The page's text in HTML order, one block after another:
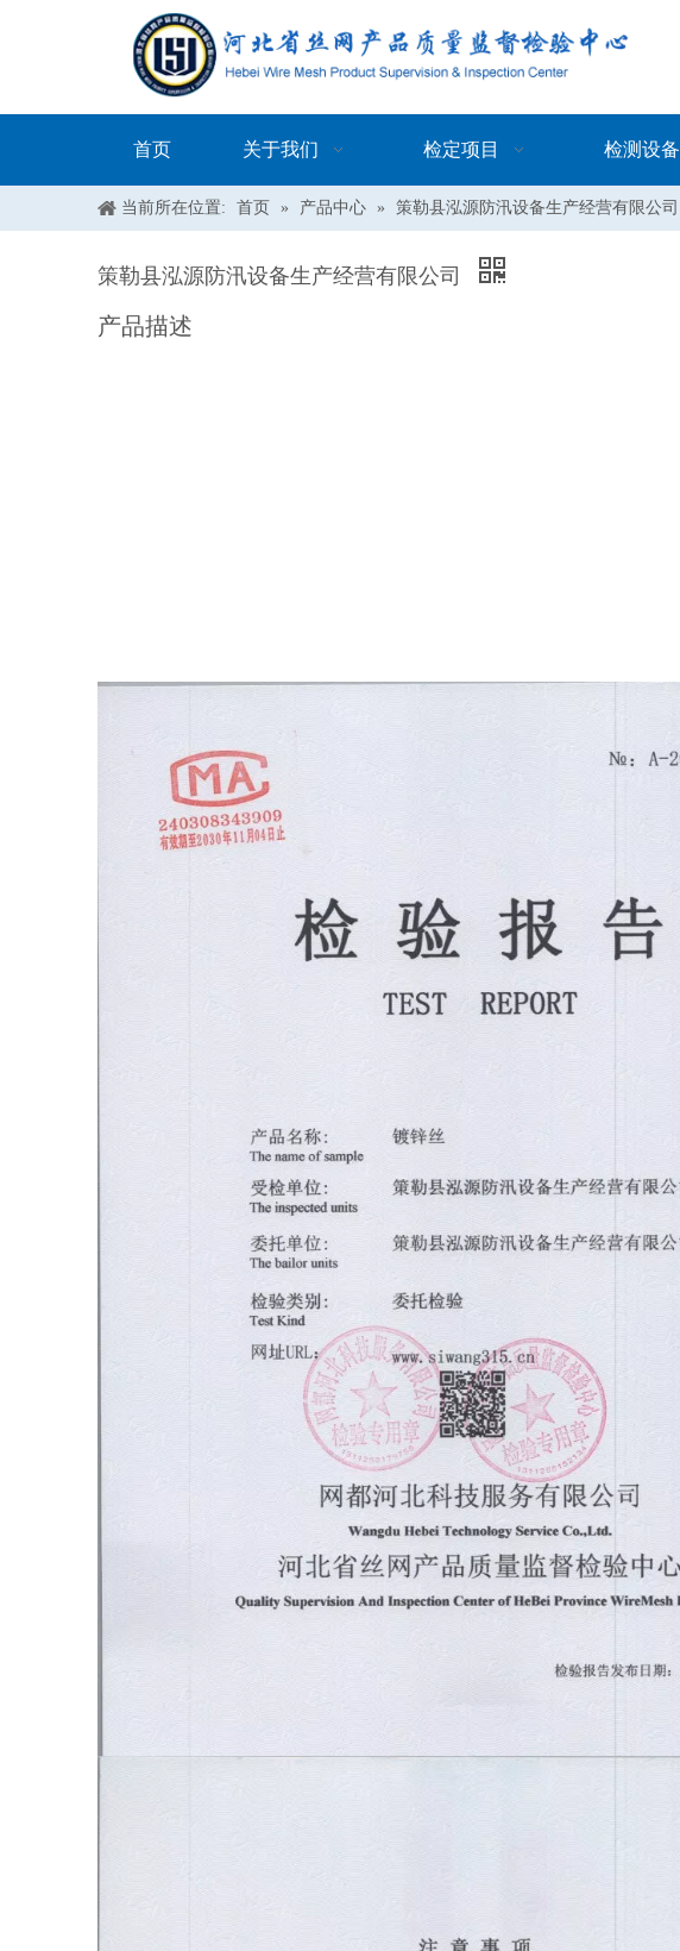
首页 关于我们 检定项目 检测设备
当前所在位置: 首页 » 产品中心 » 策勒县泓源防汛设备生产经营有限公司
策勒县泓源防汛设备生产经营有限公司
产品描述